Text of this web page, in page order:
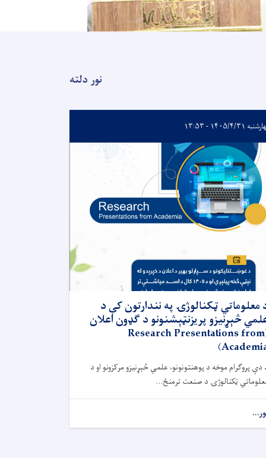
نور دلته
۱۴۰۵/۴/۳۱ - ۱۳:۵۳
معلوماتي ټکنالوژۍ په نندارتون کې د
څېړنیزو پریزنټېشنونو د ګډون اعلان
(Research Presentations from
دې پروګرام موخه د پوهنتونونو، علمي څېړنیزو مرکزونو او د
ټکنالوژۍ د صنعت ترمنځ...